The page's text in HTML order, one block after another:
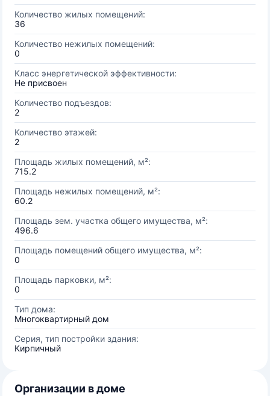
Количество жилых помещений:
36
Количество нежилых помещений:
0
Класс энергетической эффективности:
Не присвоен
Количество подъездов:
2
Количество этажей:
2
Площадь жилых помещений, м²:
715.2
Площадь нежилых помещений, м²:
60.2
Площадь зем. участка общего имущества, м²:
496.6
Площадь помещений общего имущества, м²:
0
Площадь парковки, м²:
0
Тип дома:
Многоквартирный дом
Серия, тип постройки здания:
Кирпичный
Организации в доме